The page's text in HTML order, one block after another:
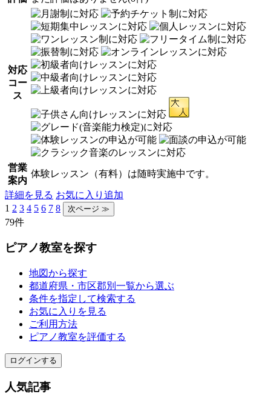
対応
コー
ス
営業
案内
体験レッスン（有料）は随時実施中です。
詳細を見る お気に入り追加
1 2 3 4 5 6 7 8
79件
ピアノ教室を探す
地図から探す
都道府県・市区郡別一覧から選ぶ
条件を指定して検索する
お気に入りを見る
ご利用方法
ピアノ教室を評価する
ログインする
人気記事